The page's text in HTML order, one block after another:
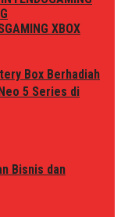
GAMING XBOX
Box Berhadiah
5 Series di
Bisnis dan